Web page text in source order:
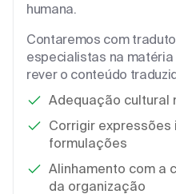
humana.
Contaremos com
especialistas na
rever o conteúdo
Adequação cultural
Corrigir expressões
formulações
Alinhamento com a
da organização